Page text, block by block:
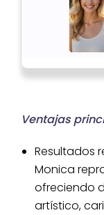
Ventajas
Resultados
Monica
ofreciendo
artístico,